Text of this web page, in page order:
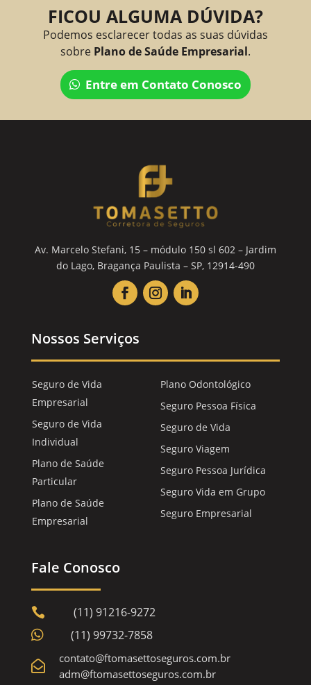
FICOU ALGUMA DÚVIDA?
Podemos esclarecer todas as suas dúvidas
sobre Plano de Saúde Empresarial.
Entre em Contato Conosco
Av. Marcelo Stefani, 15 – módulo 150 sl 602 – Jardim
do Lago, Bragança Paulista – SP, 12914-490
Nossos Serviços
Seguro de Vida
Empresarial
Seguro de Vida
Individual
Plano de Saúde
Particular
Plano de Saúde
Empresarial
Plano Odontológico
Seguro Pessoa Física
Seguro de Vida
Seguro Viagem
Seguro Pessoa Jurídica
Seguro Vida em Grupo
Seguro Empresarial
Fale Conosco
 (11) 91216-9272
 (11) 99732-7858

contato@ftomasettoseguros.com.br
adm@ftomasettoseguros.com.br